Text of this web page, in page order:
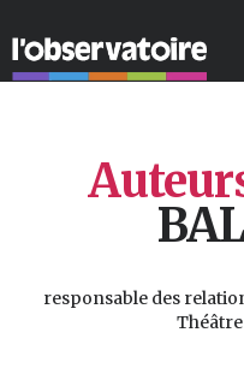
responsable des